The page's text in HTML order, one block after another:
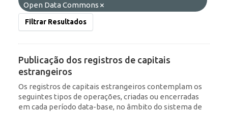
Open Data Commons
Filtrar Resultados
Publicação dos registros de capitais
estrangeiros
Os registros de capitais estrangeiros contemplam os
seguintes tipos de operações, criadas ou encerradas
em cada período data-base, no âmbito do sistema de